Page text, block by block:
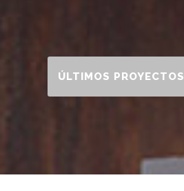
ÚLTIMOS PROYECTOS